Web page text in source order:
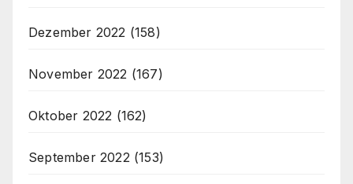
Dezember 2022 (158)
November 2022 (167)
Oktober 2022 (162)
September 2022 (153)